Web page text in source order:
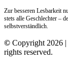
Zur besseren Lesbarkeit
stets alle Geschlechter –
selbstverständlich.
© Copyright 2026
rights reserved.